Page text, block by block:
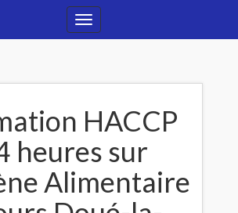
Toggle
HACCP
heures sur
Alimentaire